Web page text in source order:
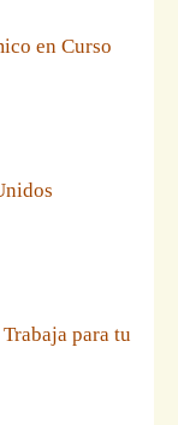
en Curso
para tu